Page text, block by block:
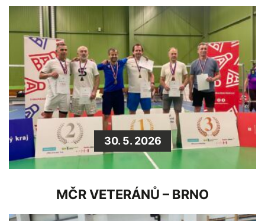
30. 5. 2026
MČR VETERÁNŮ – BRNO